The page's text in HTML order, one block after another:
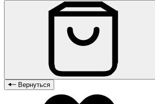
Вернуться